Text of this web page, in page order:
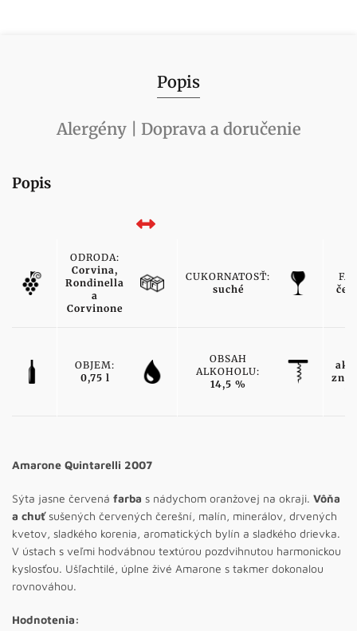
Popis
Alergény | Doprava a doručenie
Popis
ODRODA:
Corvina,
Rondinella
a
Corvinone
CUKORNATOSŤ:
suché
OBJEM:
0,75 l
OBSAH
ALKOHOLU:
14,5 %
Amarone Quintarelli 2007
Sýta jasne červená farba s nádychom oranžovej na okraji. Vôňa
a chuťsušených červených čerešní, malín, minerálov, drvených
kvetov, sladkého korenia, aromatických bylín a sladkého drievka.
V ústach s veľmi hodvábnou textúrou pozdvihnutou harmonickou
kyslosťou. Ušľachtilé, úplne živé Amarone s takmer dokonalou
rovnováhou.
Hodnotenia: